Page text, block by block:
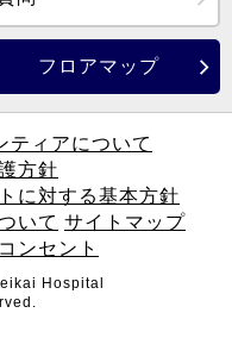
フロアマップ
ティアについて
方針
に対する基本方針
いて サイトマップ
ンセント
Hospital